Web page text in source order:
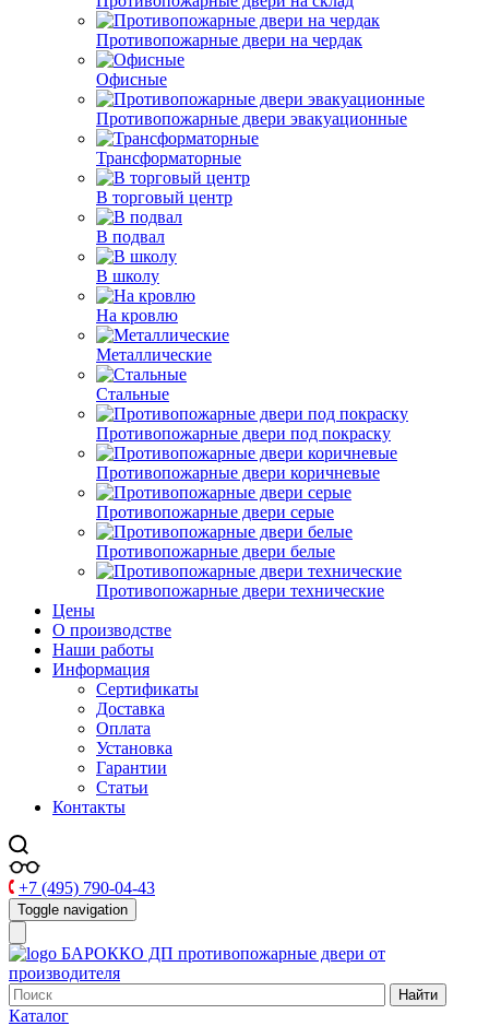
Противопожарные двери на чердак
Офисные
Противопожарные двери эвакуационные
Трансформаторные
В торговый центр
В подвал
В школу
На кровлю
Металлические
Стальные
Противопожарные двери под покраску
Противопожарные двери коричневые
Противопожарные двери серые
Противопожарные двери белые
Противопожарные двери технические
Цены
О производстве
Наши работы
Информация
Сертификаты
Доставка
Оплата
Установка
Гарантии
Статьи
Контакты
+7 (495) 790-04-43
Toggle navigation
БАРОККО ДП противопожарные двери от
производителя
Найти
Каталог